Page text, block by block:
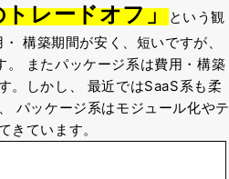
トレードオフ」という観
・構築期間が安く、短いですが、
。
またパッケージ系は費用・構築
。しかし、 最近ではSaaS系も柔
パッケージ系はモジュール化やテ
きています。